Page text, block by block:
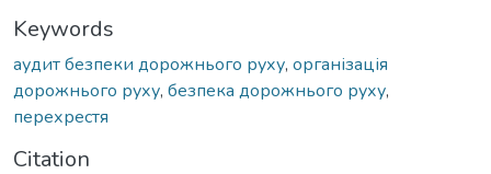
Keywords
аудит безпеки дорожнього руху, організація
дорожнього руху, безпека дорожнього руху,
перехрестя
Citation